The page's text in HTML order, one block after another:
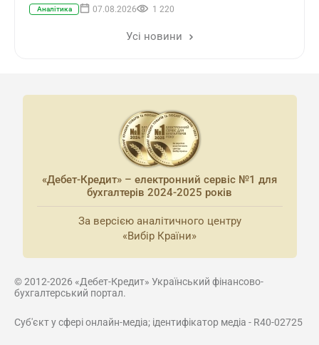
Аналітика 07.08.2026 1 220
Усі новини
«Дебет-Кредит» – електронний сервіс №1 для
бухгалтерів 2024-2025 років
За версією аналітичного центру
«Вибір Країни»
© 2012-2026 «Дебет-Кредит» Український фінансово-
бухгалтерський портал.
Суб'єкт у сфері онлайн-медіа; ідентифікатор медіа - R40-02725